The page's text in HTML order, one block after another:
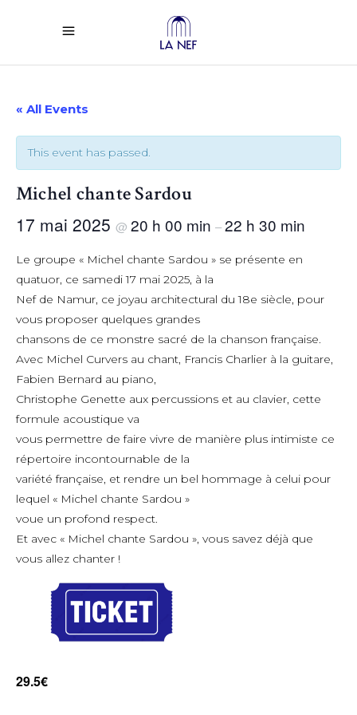
« All Events
This event has passed.
Michel chante Sardou
17 mai 2025 @ 20 h 00 min –22 h 30 min
Le groupe « Michel chante Sardou » se présente en
quatuor, ce samedi 17 mai 2025, à la
Nef de Namur, ce joyau architectural du 18e siècle, pour
vous proposer quelques grandes
chansons de ce monstre sacré de la chanson française.
Avec Michel Curvers au chant, Francis Charlier à la guitare,
Fabien Bernard au piano,
Christophe Genette aux percussions et au clavier, cette
formule acoustique va
vous permettre de faire vivre de manière plus intimiste ce
répertoire incontournable de la
variété française, et rendre un bel hommage à celui pour
lequel « Michel chante Sardou »
voue un profond respect.
Et avec « Michel chante Sardou », vous savez déjà que
vous allez chanter !
29.5€